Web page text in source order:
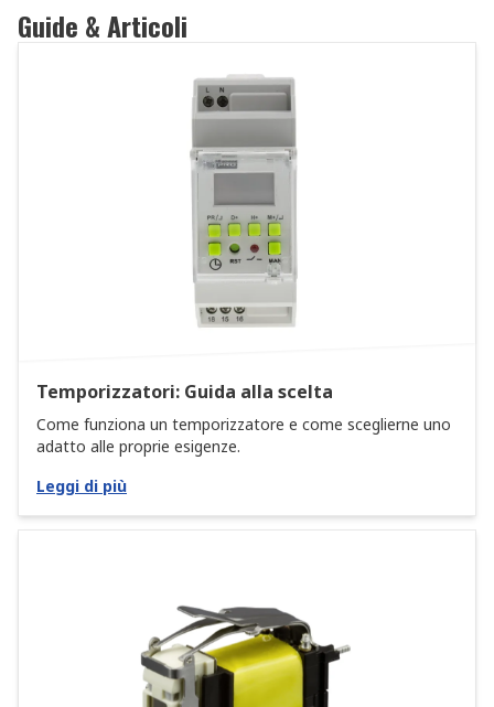
Guide & Articoli
Temporizzatori: Guida alla scelta
Come funziona un temporizzatore e come sceglierne uno
adatto alle proprie esigenze.
Leggi di più